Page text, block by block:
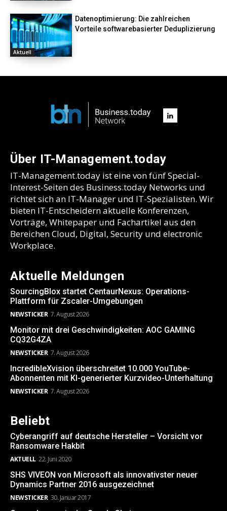
Aktuell
Datenoptimierung: Die zahlreichen
Vorteile softwarebasierter Deduplizierung
Über IT-Management.today
IT-Management.today ist eine von fünf Special-
Interest-Seiten des Business.today Networks und
richtet sich an IT-Manager und IT-Spezialisten. Wir
bieten IT-Entscheidern aktuelle Konferenzen,
Vorträge, Whitepaper und Fachartikel aus den
Bereichen Cloud, Digital, Security und electronic
Workplace.
Aktuelle Meldungen
SourcingBlox startet CentaurNexus: Operations-
Plattform für Zscaler-Umgebungen
NEWSTICKER 7. August 2026
Monitor mit drei Geschwindigkeiten: AOC GAMING
CQ32G4ZA
NEWSTICKER 7. August 2026
IncredibleXvision überschreitet 10.000 YouTube-
Abonnenten mit KI-generierter Kurzvideo-Unterhaltung
NEWSTICKER 7. August 2026
Beliebt
Cyberangriff auf deutsche Hersteller – Vorsicht vor
Ransomware Hakbit
AKTUELL 22. Juni 2020
SHS VIVEON von Microsoft als innovativster neuer
Dynamics Partner 2016 ausgezeichnet
NEWSTICKER 30. Januar 2017